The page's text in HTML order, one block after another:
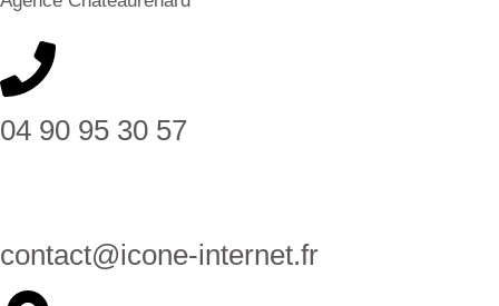
04 90 95 30 57
contact@icone-internet.fr